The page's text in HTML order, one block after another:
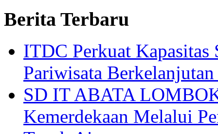
Berita Terbaru
ITDC Perkuat
Pariwisata
SD IT ABATA
Kemerdekaan Melalui